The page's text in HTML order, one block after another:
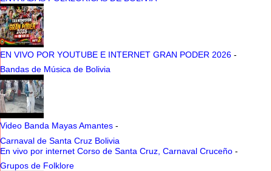
EN VIVO POR YOUTUBE E INTERNET GRAN PODER 2026 -
Bandas de Música de Bolivia
Video Banda Mayas Amantes -
Carnaval de Santa Cruz Bolivia
En vivo por internet Corso de Santa Cruz, Carnaval Cruceño -
Grupos de Folklore